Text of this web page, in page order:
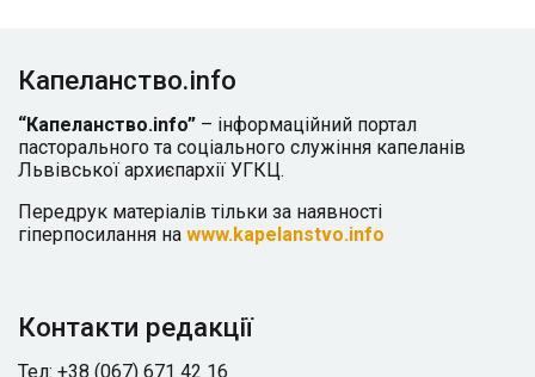
Капеланство.info
“Капеланство.info” – інформаційний портал
пасторального та соціального служіння капеланів
Львівської архиєпархії УГКЦ.
Передрук матеріалів тільки за наявності
гіперпосилання на www.kapelanstvo.info
Контакти редакції
Тел: +38 (067) 671 42 16